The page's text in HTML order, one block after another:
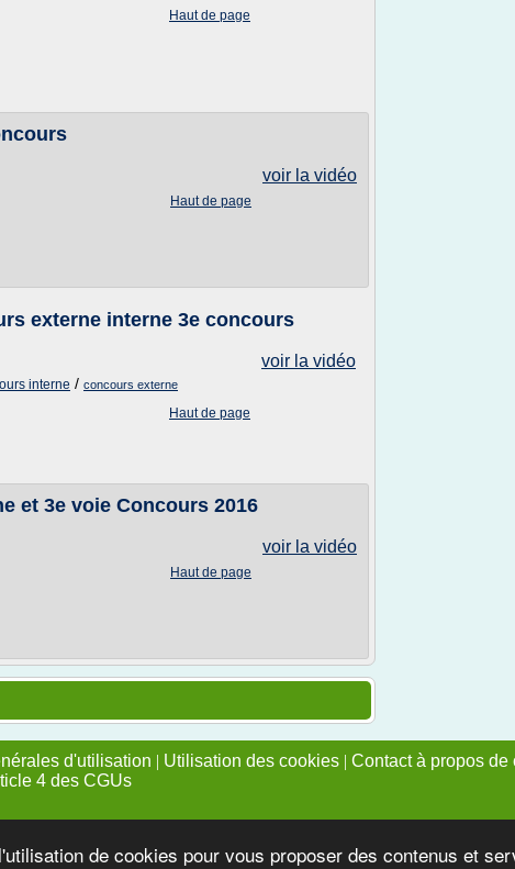
de cookies pour vous proposer des contenus et
Haut de page
voir la vidéo
Haut de page
externe interne 3e concours
voir la vidéo
interne / concours externe
Haut de page
et 3e voie Concours 2016
voir la vidéo
Haut de page
d'utilisation | Utilisation des cookies | Contact à propos de
4 des CGUs